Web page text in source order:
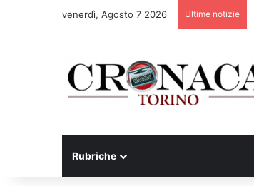
venerdì, Agosto 7 2026 Ultime notizie
Rubriche